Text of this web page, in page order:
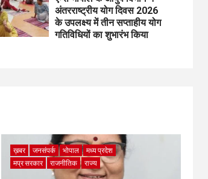
अंतरराष्ट्रीय योग दिवस 2026
के उपलक्ष्य में तीन सप्ताहीय योग
गतिविधियों का शुभारंभ किया
ख़बर जनसंपर्क भोपाल
मध्य प्रदेश
मप्र सरकार
राजनीतिक राज्य